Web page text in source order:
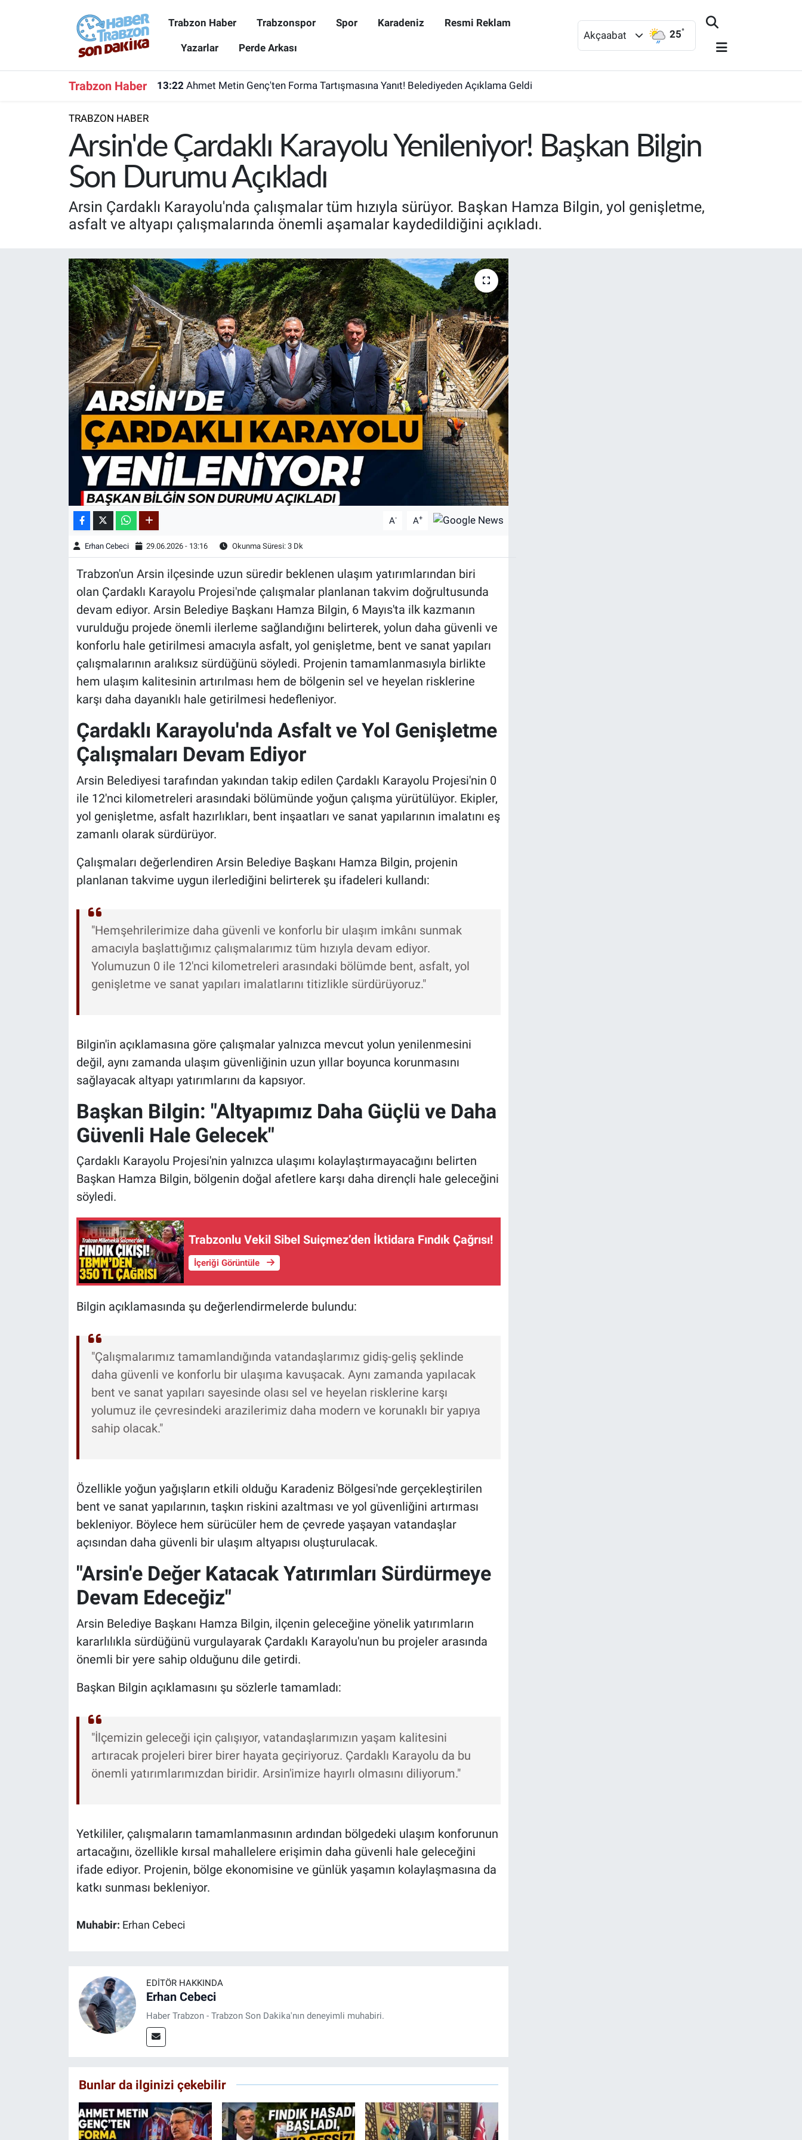
Trabzon Haber Trabzonspor Spor Karadeniz Resmi Reklam
Yazarlar Perde Arkası
Akçaabat 25°
Trabzon Haber 13:22 Ahmet Metin Genç'ten Forma Tartışmasına Yanıt! Belediyeden Açıklama Geldi
TRABZON HABER
Arsin'de Çardaklı Karayolu Yenileniyor! Başkan Bilgin
Son Durumu Açıkladı
Arsin Çardaklı Karayolu'nda çalışmalar tüm hızıyla sürüyor. Başkan Hamza Bilgin, yol genişletme,
asfalt ve altyapı çalışmalarında önemli aşamalar kaydedildiğini açıkladı.
A- A+
Erhan Cebeci 29.06.2026 - 13:16 Okunma Süresi: 3 Dk
Trabzon'un Arsin ilçesinde uzun süredir beklenen ulaşım yatırımlarından biri
olan Çardaklı Karayolu Projesi'nde çalışmalar planlanan takvim doğrultusunda
devam ediyor. Arsin Belediye Başkanı Hamza Bilgin, 6 Mayıs'ta ilk kazmanın
vurulduğu projede önemli ilerleme sağlandığını belirterek, yolun daha güvenli ve
konforlu hale getirilmesi amacıyla asfalt, yol genişletme, bent ve sanat yapıları
çalışmalarının aralıksız sürdüğünü söyledi. Projenin tamamlanmasıyla birlikte
hem ulaşım kalitesinin artırılması hem de bölgenin sel ve heyelan risklerine
karşı daha dayanıklı hale getirilmesi hedefleniyor.
Çardaklı Karayolu'nda Asfalt ve Yol Genişletme
Çalışmaları Devam Ediyor
Arsin Belediyesi tarafından yakından takip edilen Çardaklı Karayolu Projesi'nin 0
ile 12'nci kilometreleri arasındaki bölümünde yoğun çalışma yürütülüyor. Ekipler,
yol genişletme, asfalt hazırlıkları, bent inşaatları ve sanat yapılarının imalatını eş
zamanlı olarak sürdürüyor.
Çalışmaları değerlendiren Arsin Belediye Başkanı Hamza Bilgin, projenin
planlanan takvime uygun ilerlediğini belirterek şu ifadeleri kullandı:
"Hemşehrilerimize daha güvenli ve konforlu bir ulaşım imkânı sunmak
amacıyla başlattığımız çalışmalarımız tüm hızıyla devam ediyor.
Yolumuzun 0 ile 12'nci kilometreleri arasındaki bölümde bent, asfalt, yol
genişletme ve sanat yapıları imalatlarını titizlikle sürdürüyoruz."
Bilgin'in açıklamasına göre çalışmalar yalnızca mevcut yolun yenilenmesini
değil, aynı zamanda ulaşım güvenliğinin uzun yıllar boyunca korunmasını
sağlayacak altyapı yatırımlarını da kapsıyor.
Başkan Bilgin: "Altyapımız Daha Güçlü ve Daha
Güvenli Hale Gelecek"
Çardaklı Karayolu Projesi'nin yalnızca ulaşımı kolaylaştırmayacağını belirten
Başkan Hamza Bilgin, bölgenin doğal afetlere karşı daha dirençli hale geleceğini
söyledi.
Trabzonlu Vekil Sibel Suiçmez’den İktidara Fındık Çağrısı!
İçeriği Görüntüle
Bilgin açıklamasında şu değerlendirmelerde bulundu:
"Çalışmalarımız tamamlandığında vatandaşlarımız gidiş-geliş şeklinde
daha güvenli ve konforlu bir ulaşıma kavuşacak. Aynı zamanda yapılacak
bent ve sanat yapıları sayesinde olası sel ve heyelan risklerine karşı
yolumuz ile çevresindeki arazilerimiz daha modern ve korunaklı bir yapıya
sahip olacak."
Özellikle yoğun yağışların etkili olduğu Karadeniz Bölgesi'nde gerçekleştirilen
bent ve sanat yapılarının, taşkın riskini azaltması ve yol güvenliğini artırması
bekleniyor. Böylece hem sürücüler hem de çevrede yaşayan vatandaşlar
açısından daha güvenli bir ulaşım altyapısı oluşturulacak.
"Arsin'e Değer Katacak Yatırımları Sürdürmeye
Devam Edeceğiz"
Arsin Belediye Başkanı Hamza Bilgin, ilçenin geleceğine yönelik yatırımların
kararlılıkla sürdüğünü vurgulayarak Çardaklı Karayolu'nun bu projeler arasında
önemli bir yere sahip olduğunu dile getirdi.
Başkan Bilgin açıklamasını şu sözlerle tamamladı:
"İlçemizin geleceği için çalışıyor, vatandaşlarımızın yaşam kalitesini
artıracak projeleri birer birer hayata geçiriyoruz. Çardaklı Karayolu da bu
önemli yatırımlarımızdan biridir. Arsin'imize hayırlı olmasını diliyorum."
Yetkililer, çalışmaların tamamlanmasının ardından bölgedeki ulaşım konforunun
artacağını, özellikle kırsal mahallelere erişimin daha güvenli hale geleceğini
ifade ediyor. Projenin, bölge ekonomisine ve günlük yaşamın kolaylaşmasına da
katkı sunması bekleniyor.
Muhabir: Erhan Cebeci
EDITÖR HAKKINDA
Erhan Cebeci
Haber Trabzon - Trabzon Son Dakika'nın deneyimli muhabiri.
Bunlar da ilginizi çekebilir
Trabzon Haber
Karadeniz
Resmi Reklam
Perde Arkası
Trabzon Nöbetçi Eczaneler
Trabzon Trafik Yoğunluk Haritası
Süper Lig Puan Durumu ve Fikstür
Son Dakika Haberleri
Haber Arşivi